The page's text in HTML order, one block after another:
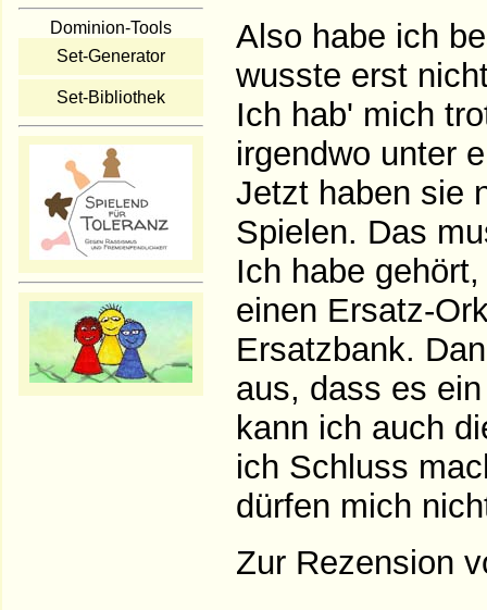
Dominion-Tools
Set-Generator
Set-Bibliothek
Also habe ich
wusste erst
Ich hab' mich
irgendwo unter
Jetzt haben sie
Spielen. Das
Ich habe
einen Ersatz-
Ersatzbank.
aus, dass es
kann ich auch
ich Schluss
dürfen mich
Zur Rezension